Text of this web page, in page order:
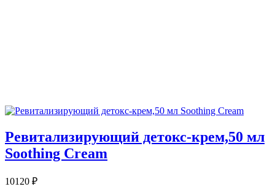
Ревитализирующий детокс-крем,50 мл
Soothing Cream
10120 ₽